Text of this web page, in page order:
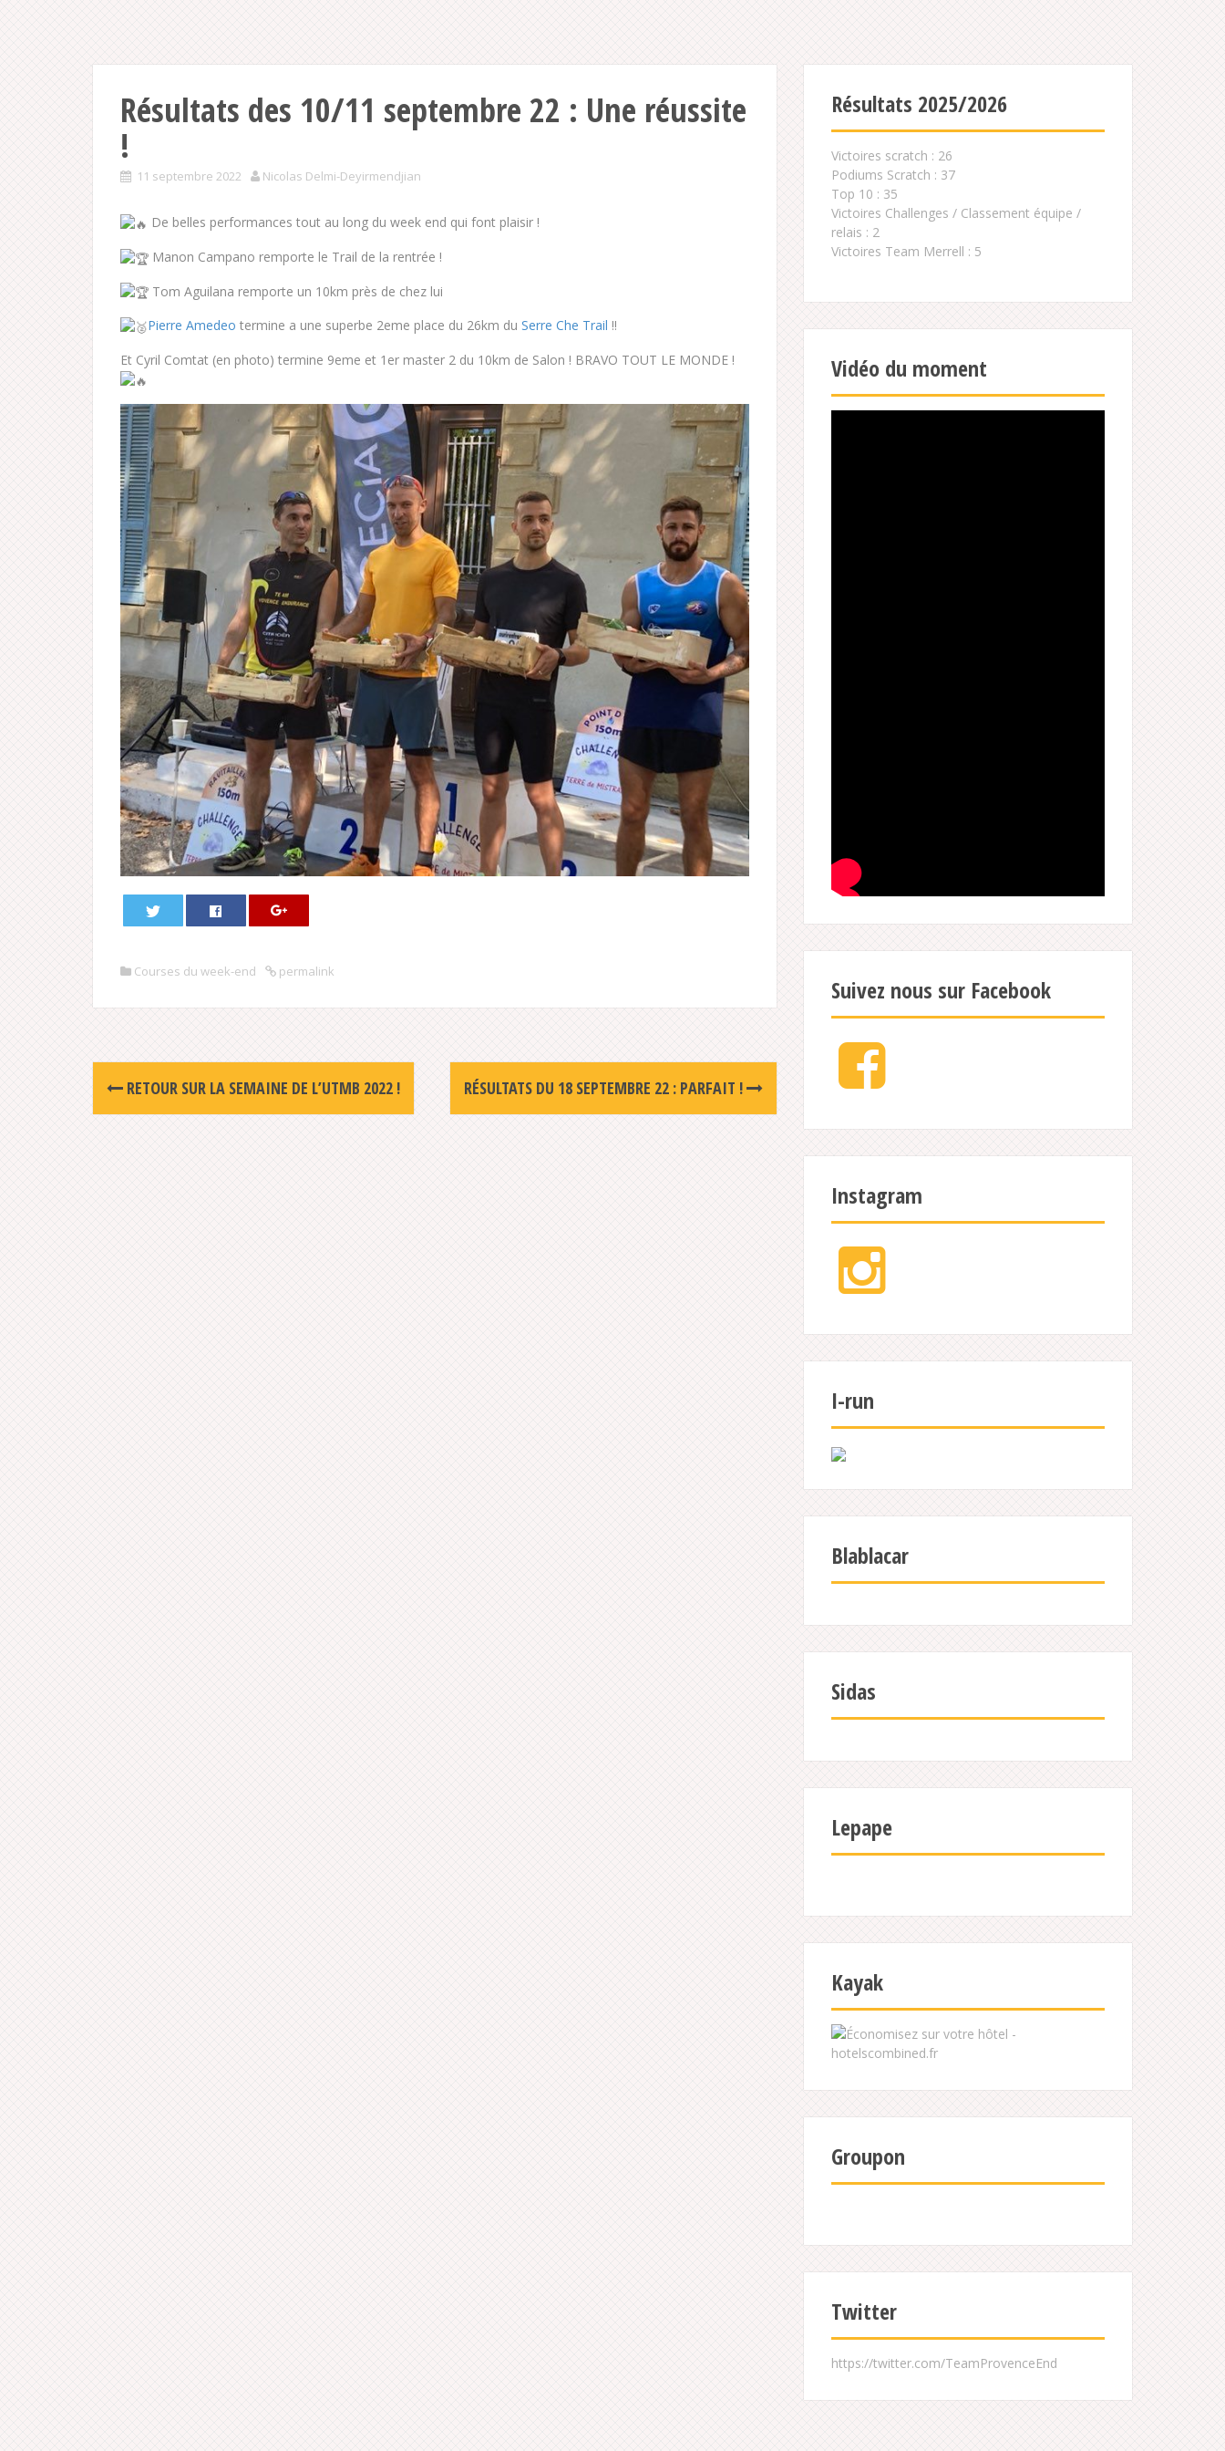
Résultats des 10/11 septembre 22 : Une réussite
!
11 septembre 2022 Nicolas Delmi-Deyirmendjian
De belles performances tout au long du week end qui font plaisir !
Manon Campano remporte le Trail de la rentrée !
Tom Aguilana remporte un 10km près de chez lui
Pierre Amedeo termine a une superbe 2eme place du 26km du Serre Che Trail !!
Et Cyril Comtat (en photo) termine 9eme et 1er master 2 du 10km de Salon ! BRAVO TOUT LE MONDE !
Courses du week-end permalink
Post
navigation
RETOUR SUR LA SEMAINE DE L’UTMB 2022 ! RÉSULTATS DU 18 SEPTEMBRE 22 : PARFAIT !
Résultats 2025/2026
Victoires scratch : 26
Podiums Scratch : 37
Top 10 : 35
Victoires Challenges / Classement équipe /
relais : 2
Victoires Team Merrell : 5
Vidéo du moment
Suivez nous sur Facebook
Facebook
Instagram
Instagram
I-run
Blablacar
Sidas
Lepape
Kayak
Groupon
Twitter
https://twitter.com/TeamProvenceEnd